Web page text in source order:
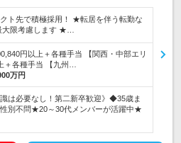
ト先で積極採用！ ★転居を伴う転勤な
限考慮します ★…
円以上＋各種手当 【関西・中部エリ
＋各種手当 【九州…
万円
識は必要なし！第二新卒歓迎》◆35歳ま
別不問★20～30代メンバーが活躍中★